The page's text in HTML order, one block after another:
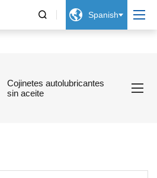
  Spanish
Cojinetes autolubricantes
sin aceite